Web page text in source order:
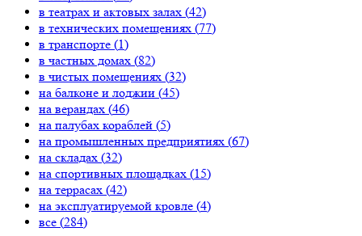
в театрах и актовых залах (42)
в технических помещениях (77)
в транспорте (1)
в частных домах (82)
в чистых помещениях (32)
на балконе и лоджии (45)
на верандах (46)
на палубах кораблей (5)
на промышленных предприятиях (67)
на складах (32)
на спортивных площадках (15)
на террасах (42)
на эксплуатируемой кровле (4)
все (284)